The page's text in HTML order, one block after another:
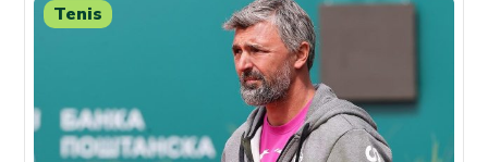
Tenis